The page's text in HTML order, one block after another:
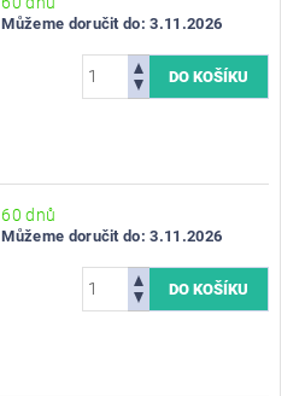
Můžeme doručit do: 3.11.2026
60 dnů
Můžeme doručit do: 3.11.2026